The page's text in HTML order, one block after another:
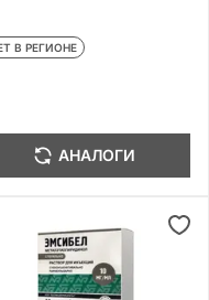
В РЕГИОНЕ
АНАЛОГИ